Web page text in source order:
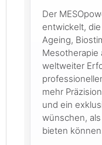
Der
entwickelt,
Ageing,
Mesotherapie
weltweiter
mehr
und ein
wünschen,
bieten